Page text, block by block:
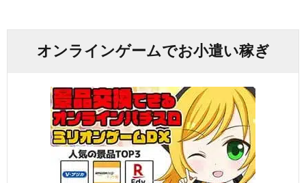
オンラインゲームでお小遣い稼ぎ